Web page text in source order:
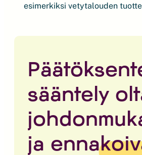
esimerkiksi vetytalouden
sääntely
ja